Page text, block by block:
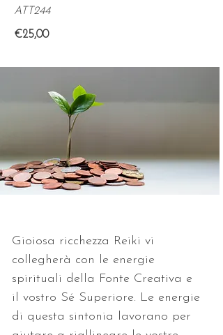
ATT244
€25,00
Gioiosa ricchezza Reiki vi
collegherà con le energie
spirituali della Fonte Creativa e
il vostro Sé Superiore. Le energie
di questa sintonia lavorano per